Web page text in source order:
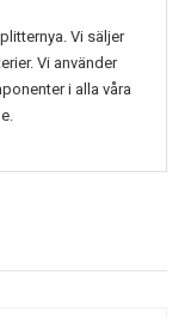
Vi säljer
Vi använder
i alla våra